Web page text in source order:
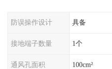
防误操作设计 具备
接地端子数量 1个
通风孔面积 100cm²